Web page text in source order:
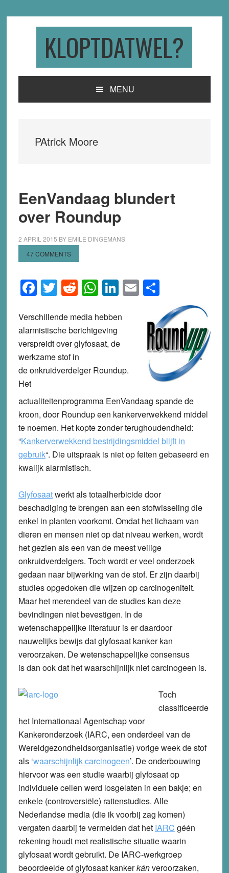
KLOPTDATWEL?
MENU
PAtrick Moore
EenVandaag blundert
over Roundup
2 APRIL 2015 BY EMILE DINGEMANS
47 COMMENTS
Facebook
Twitter
Reddit
WhatsApp
LinkedIn
EmailShare
Verschillende media hebben
alarmistische berichtgeving
verspreidt over glyfosaat, de
werkzame stof in
de onkruidverdelger Roundup.
Het
actualiteitenprogramma EenVandaag spande de
kroon, door Roundup een kankerverwekkend middel
te noemen. Het kopte zonder terughoudendheid:
“Kankerverwekkend bestrijdingsmiddel blijft in
gebruik“. Die uitspraak is niet op feiten gebaseerd en
kwalijk alarmistisch.
Glyfosaatwerkt als totaalherbicide door
beschadiging te brengen aan een stofwisseling die
enkel in planten voorkomt. Omdat het lichaam van
dieren en mensen niet op dat niveau werken, wordt
het gezien als een van de meest veilige
onkruidverdelgers. Toch wordt er veel onderzoek
gedaan naar bijwerking van de stof. Er zijn daarbij
studies opgedoken die wijzen op carcinogeniteit.
Maar het merendeel van de studies kan deze
bevindingen niet bevestigen. In de
wetenschappelijke literatuur is er daardoor
nauwelijks bewijs dat glyfosaat kanker kan
veroorzaken. De wetenschappelijke consensus
is dan ook dat het waarschijnlijk niet carcinogeen is.
Toch
classificeerde
het Internationaal Agentschap voor
Kankeronderzoek (IARC, een onderdeel van de
Wereldgezondheidsorganisatie) vorige week de stof
als ‘waarschijnlijk carcinogeen’. De onderbouwing
hiervoor was een studie waarbij glyfosaat op
individuele cellen werd losgelaten in een bakje; en
enkele (controversiële) rattenstudies. Alle
Nederlandse media (die ik voorbij zag komen)
vergaten daarbij te vermelden dat het IARC géén
rekening houdt met realistische situatie waarin
glyfosaat wordt gebruikt. De IARC-werkgroep
beoordeelde of glyfosaat kankerkánveroorzaken,